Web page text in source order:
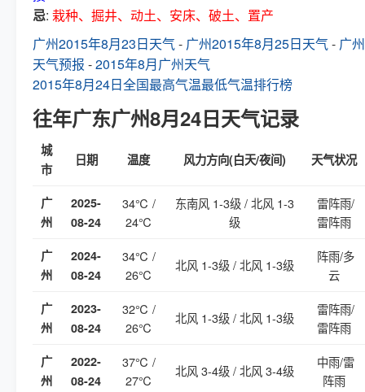
忌: 栽种、掘井、动土、安床、破土、置产
广州2015年8月23日天气- 广州2015年8月25日天气- 广州
天气预报 -2015年8月广州天气
2015年8月24日全国最高气温最低气温排行榜
往年广东广州8月24日天气记录
城
市
日期 温度 风力方向(白天/夜间) 天气状况
广
州
2025-
08-24
34℃ /
24℃
东南风 1-3级 / 北风 1-3
级
雷阵雨/
雷阵雨
广
州
2024-
08-24
34℃ /
26℃
北风 1-3级 / 北风 1-3级
阵雨/多
云
广
州
2023-
08-24
32℃ /
26℃
北风 1-3级 / 北风 1-3级
雷阵雨/
雷阵雨
广
州
2022-
08-24
37℃ /
27℃
北风 3-4级 / 北风 3-4级
中雨/雷
阵雨